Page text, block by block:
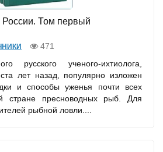
Том первый
471
русского ученого-ихтиолога,
лет назад, популярно изложен
и способы уженья почти всех
стране пресноводных рыб. Для
рыбной ловли....